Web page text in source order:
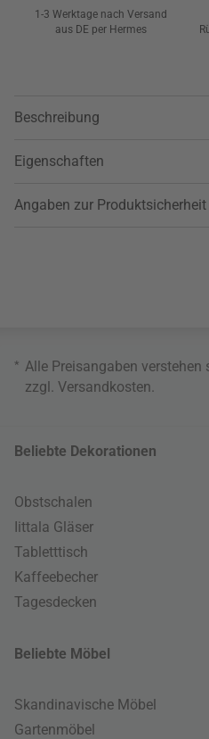
1-3 Werktage nach Versand
aus DE per Hermes
Beschreibung
Eigenschaften
Angaben zur Produktsicherheit
* Alle Preisangaben
zzgl. Versandkosten
Beliebte Dekorationen
Obstschalen
Iittala Gläser
Tabletttisch
Kaffeebecher
Tagesdecken
Beliebte Möbel
Skandinavische Möbel
Gartenmöbel